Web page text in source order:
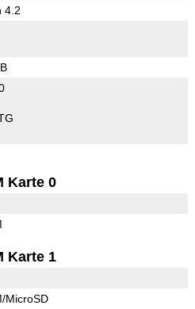
4.2
Karte 0
Karte 1
MicroSD